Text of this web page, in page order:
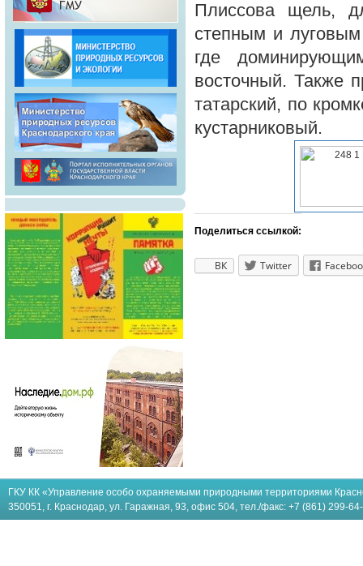
Плиссова щель,
степным и
где
восточный. Также
татарский, по
кустарниковый.
Поделиться ссылкой:
ВК Twitter
ГКУ КК «Управление особо охраняемыми природными территориями
350051, г. Краснодар, ул. Гаражная, 93, офис 504, тел./факс: +7 (861) 299-